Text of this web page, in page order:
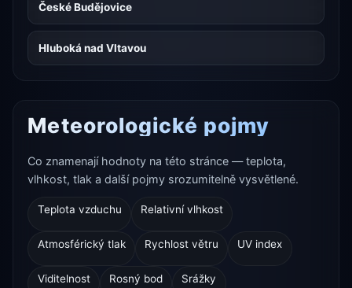
České Budějovice
Hluboká nad Vltavou
Meteorologické pojmy
Co znamenají hodnoty na této stránce — teplota,
vlhkost, tlak a další pojmy srozumitelně vysvětlené.
Teplota vzduchu Relativní vlhkost
Atmosférický tlak Rychlost větru UV index
Viditelnost Rosný bod Srážky